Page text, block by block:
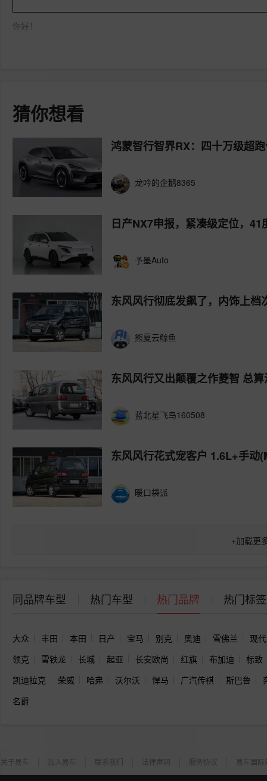
你好！
猜你想看
鸿蒙智行智界RX：四十万级超
龙吟的企鹅8365
日产NX7申报，紧凑级定位，41
予墨Auto
东风风行彻底发飙了，内饰上档
熊夏云鲸鱼
东风风行又出颠覆之作菱智 总
蓝北星飞鸟160508
东风风行花式宠客户 1.6L+手动
暖口袋派
+加载更
同品牌车型 热门车型 热门品牌 热门标签
大众 丰田 本田 日产 宝马 别克 奥迪 雪佛兰
现代
领克
雪铁龙 长城 起亚 长安欧尚 红旗 布加迪
标致
凯迪拉克
荣威 哈弗 沃尔沃 悍马 广汽传祺 斯巴鲁
名爵
关于易车 加入易车 联系我们 法律声明 服务协议 易车国际